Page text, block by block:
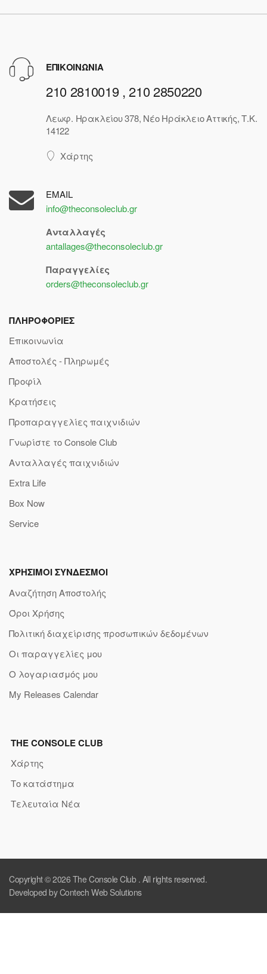
ΕΠΙΚΟΙΝΩΝΙΑ
210 2810019 , 210 2850220
Λεωφ. Ηρακλείου 378, Νέο Ηράκλειο Αττικής, Τ.Κ.
14122
Χάρτης
EMAIL
info@theconsoleclub.gr
Ανταλλαγές
antallages@theconsoleclub.gr
Παραγγελίες
orders@theconsoleclub.gr
ΠΛΗΡΟΦΟΡΙΕΣ
Επικοινωνία
Αποστολές - Πληρωμές
Προφίλ
Κρατήσεις
Προπαραγγελίες παιχνιδιών
Γνωρίστε το Console Club
Ανταλλαγές παιχνιδιών
Extra Life
Box Now
Service
ΧΡΗΣΙΜΟΙ ΣΥΝΔΕΣΜΟΙ
Αναζήτηση Αποστολής
Όροι Χρήσης
Πολιτική διαχείρισης προσωπικών δεδομένων
Οι παραγγελίες μου
Ο λογαριασμός μου
My Releases Calendar
THE CONSOLE CLUB
Χάρτης
Το κατάστημα
Τελευταία Νέα
Copyright © 2026 The Console Club. All rights reserved.
Developed by Contech Web Solutions